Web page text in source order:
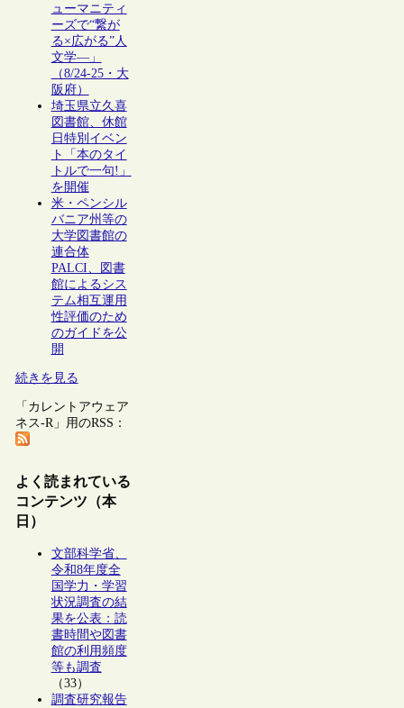
ューマニティ
ーズで“繋が
る×広がる”人
文学―」
（8/24-25・大
阪府）
埼玉県立久喜
図書館、休館
日特別イベン
ト「本のタイ
トルで一句!」
を開催
米・ペンシル
バニア州等の
大学図書館の
連合体
PALCI、図書
館によるシス
テム相互運用
性評価のため
のガイドを公
開
続きを見る
「カレントアウェア
ネス-R」用のRSS：
よく読まれている
コンテンツ（本
日）
文部科学省、
令和8年度全
国学力・学習
状況調査の結
果を公表：読
書時間や図書
館の利用頻度
等も調査
（33）
調査研究報告